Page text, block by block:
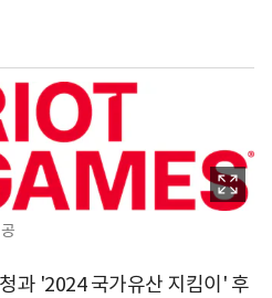
과 '2024 국가유산 지킴이' 후